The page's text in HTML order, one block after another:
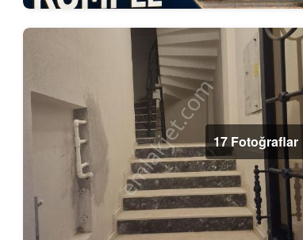
17 Fotoğraflar